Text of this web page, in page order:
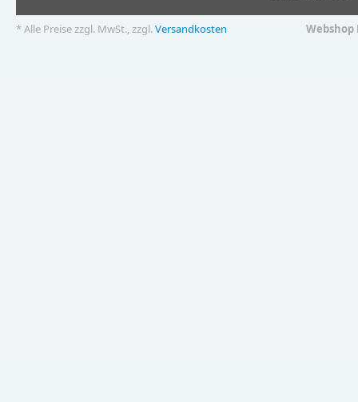
* Alle Preise zzgl. MwSt., zzgl.Versandkosten Webshop